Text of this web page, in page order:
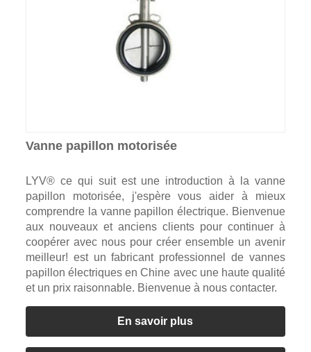
Vanne papillon motorisée
LYV® ce qui suit est une introduction à la vanne
papillon motorisée, j'espère vous aider à mieux
comprendre la vanne papillon électrique. Bienvenue
aux nouveaux et anciens clients pour continuer à
coopérer avec nous pour créer ensemble un avenir
meilleur! est un fabricant professionnel de vannes
papillon électriques en Chine avec une haute qualité
et un prix raisonnable. Bienvenue à nous contacter.
En savoir plus